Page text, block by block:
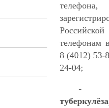
телефона,
телефонам
8 (4012) 53-
24-04;